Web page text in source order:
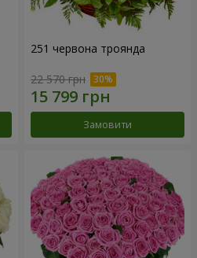
251 червона троянда
22 570 грн
Замовити